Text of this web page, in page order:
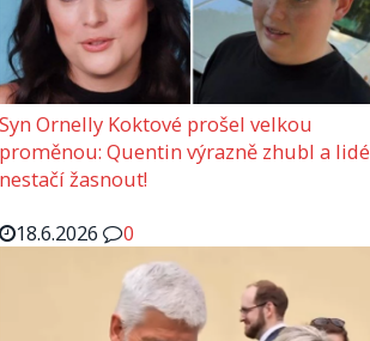
Syn Ornelly Koktové prošel velkou
proměnou: Quentin výrazně zhubl a lidé
nestačí žasnout!
18.6.2026
0